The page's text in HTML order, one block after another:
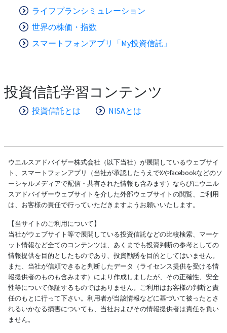
ライフプランシミュレーション
世界の株価・指数
スマートフォンアプリ「My投資信託」
投資信託学習コンテンツ
投資信託とは NISAとは
ウエルスアドバイザー株式会社（以下当社）が展開しているウェブサイ
ト、スマートフォンアプリ（当社が承認したうえでXやfacebookなどのソ
ーシャルメディアで配信・共有された情報も含みます）ならびにウエル
スアドバイザーウェブサイトを介した外部ウェブサイトの閲覧、ご利用
は、お客様の責任で行っていただきますようお願いいたします。
【当サイトのご利用について】
当社がウェブサイト等で展開している投資信託などの比較検索、マーケ
ット情報など全てのコンテンツは、あくまでも投資判断の参考としての
情報提供を目的としたものであり、投資勧誘を目的としてはいません。
また、当社が信頼できると判断したデータ（ライセンス提供を受ける情
報提供者のものも含みます）により作成しましたが、その正確性、安全
性等について保証するものではありません。ご利用はお客様の判断と責
任のもとに行って下さい。利用者が当該情報などに基づいて被ったとさ
れるいかなる損害についても、当社およびその情報提供者は責任を負い
ません。